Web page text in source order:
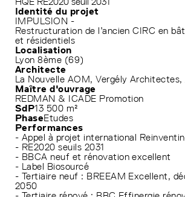
Identité du projet
IMPULSION -
Restructuration de l’ancien CIRC en
et résidentiels
Localisation
Lyon 8ème (69)
Architecte
La Nouvelle AOM, Vergély
Maître d'ouvrage
REDMAN & ICADE Promotion
SdP13 500 m²
PhaseEtudes
Performances
- Appel à projet international
- RE2020 seuils 2031
- BBCA neuf et rénovation excellent
- Label Biosourcé
- Tertiaire neuf : BREEAM Excellent,
2050